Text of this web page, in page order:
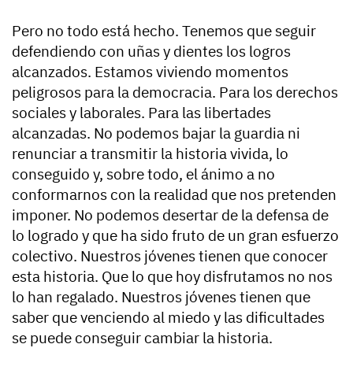
Pero no todo está hecho. Tenemos que seguir
defendiendo con uñas y dientes los logros
alcanzados. Estamos viviendo momentos
peligrosos para la democracia. Para los derechos
sociales y laborales. Para las libertades
alcanzadas. No podemos bajar la guardia ni
renunciar a transmitir la historia vivida, lo
conseguido y, sobre todo, el ánimo a no
conformarnos con la realidad que nos pretenden
imponer. No podemos desertar de la defensa de
lo logrado y que ha sido fruto de un gran esfuerzo
colectivo. Nuestros jóvenes tienen que conocer
esta historia. Que lo que hoy disfrutamos no nos
lo han regalado. Nuestros jóvenes tienen que
saber que venciendo al miedo y las dificultades
se puede conseguir cambiar la historia.